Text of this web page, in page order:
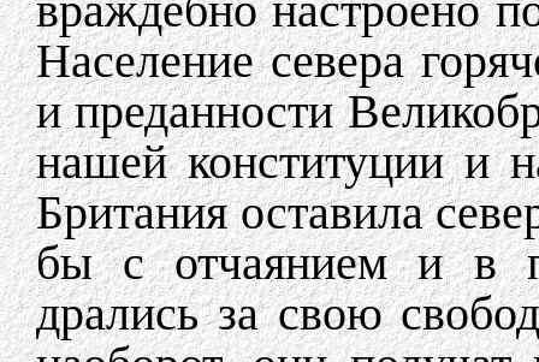
Население севера
и преданности
нашей конституции и
Британия оставила
бы с отчаянием и в
дрались за свою